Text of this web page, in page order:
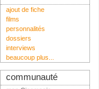
ajout de fiche
films
personnalités
dossiers
interviews
beaucoup plus...
communauté